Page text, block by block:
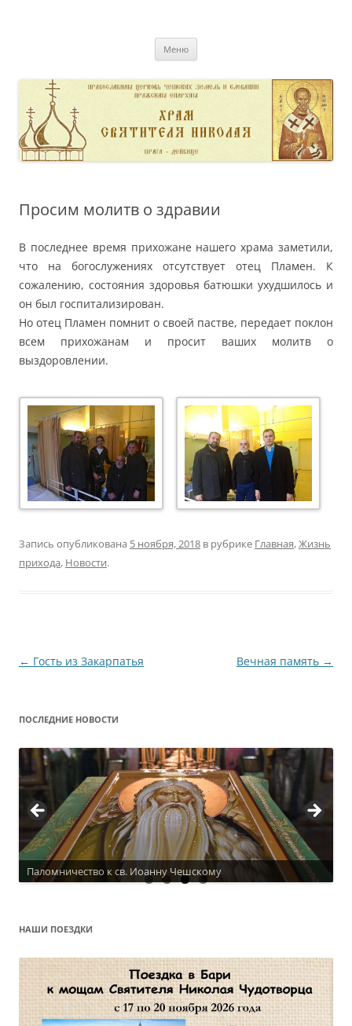
Меню
Просим молитв о здравии
В последнее время прихожане нашего храма заметили,
что на богослужениях отсутствует отец Пламен. К
сожалению, состояния здоровья батюшки ухудшилось и
он был госпитализирован.
Но отец Пламен помнит о своей пастве, передает поклон
всем прихожанам и просит ваших молитв о
выздоровлении.
Запись опубликована 5 ноября, 2018 в рубрике Главная,Жизнь
прихода, Новости.
Навигация
← Гость из Закарпатья Вечная память →
ПОСЛЕДНИЕ НОВОСТИ
Паломничество к св. Иоанну Чешскому
Актуальное расписание
НАШИ ПОЕЗДКИ